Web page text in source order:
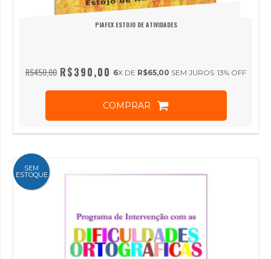
PIAFEX ESTOJO DE ATIVIDADES
R$450,00 13% OFF
R$390,00 6X DE R$65,00 SEM JUROS
COMPRAR
SEM
ESTOQUE